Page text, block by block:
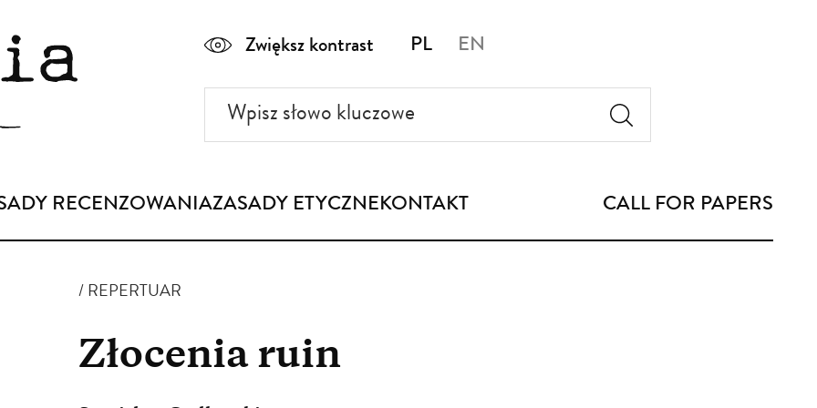
Zwiększ kontrast PL EN
słowo
kluczowe
RECENZOWANIAZASADY ETYCZNEKONTAKT CALL FOR PAPERS
REPERTUAR
Złocenia ruin